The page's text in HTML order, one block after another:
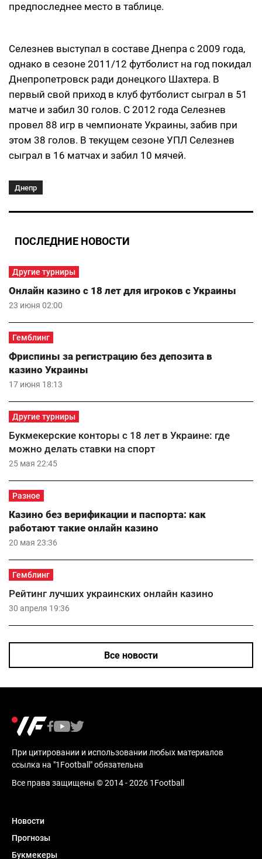
предпоследнее место в таблице.
Селезнев выступал в составе Днепра с 2009 года,
однако в сезоне 2011/12 футболист на год покидал
Днепропетровск ради донецкого Шахтера. В
первый свой приход в клуб футболист сыграл в 51
матче и забил 30 голов. С 2012 года Селезнев
провел 88 игр в чемпионате Украины, забив при
этом 38 голов. В текущем сезоне УПЛ Селезнев
сыграл в 16 матчах и забил 10 мячей.
Днепр
ПОСЛЕДНИЕ НОВОСТИ
Другие турниры
23 июня 02:00
Онлайн казино с 18 лет для игроков с Украины
Гемблинг
17 июня 18:13
Фриспины за регистрацию без депозита в
казино Украины
Другие турниры
25 мая 22:45
Букмекерские конторы с 18 лет в Украине: где
можно делать ставки на спорт
Разное
20 мая 23:36
Казино без верификации и паспорта: как
работают такие онлайн казино
Гемблинг
30 апреля 19:36
Рейтинг лучших украинских онлайн казино
Все новости
При цитировании и использовании любых материалов
ссылка на "1Football" обязательна
Все права защищены © 2014 - 2026 1Football
Новости
Прогнозы
Букмекеры